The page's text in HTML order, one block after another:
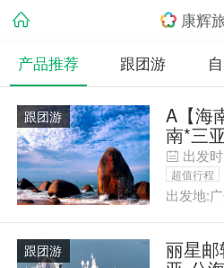
康辉
产品推荐
跟团游
跟团游 A【海
南*三
洞*双
出发
超值行程
出发地:
跟团游 丽星